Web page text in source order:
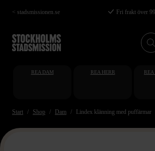
Hoppa
till
huvudinnehåll
< stadsmissionen.se Fri frakt över
REA DAM REA HERR
Start Shop Dam Lindex klänning med puffärmar